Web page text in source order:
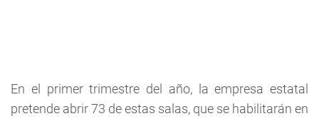
En el primer trimestre del año, la empresa estatal
pretende abrir 73 de estas salas, que se habilitarán en